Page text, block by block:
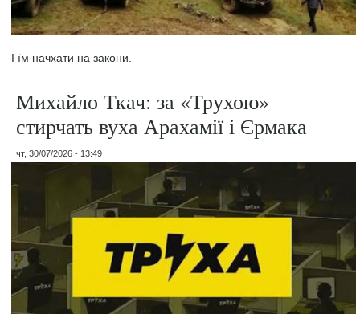
І їм начхати на закони.
Михайло Ткач: за «Трухою»
стирчать вуха Арахамії і Єрмака
чт, 30/07/2026 - 13:49